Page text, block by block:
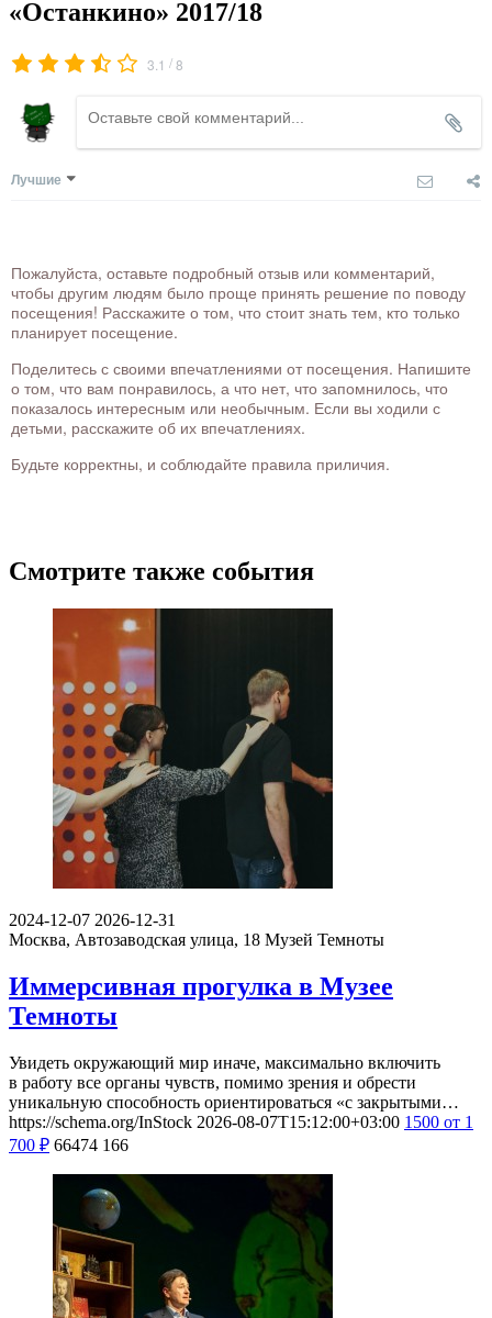
«Останкино» 2017/18
3.1 /8
Лучшие
Пожалуйста, оставьте подробный отзыв или комментарий,
чтобы другим людям было проще принять решение по поводу
посещения! Расскажите о том, что стоит знать тем, кто только
планирует посещение.
Поделитесь с своими впечатлениями от посещения. Напишите
о том, что вам понравилось, а что нет, что запомнилось, что
показалось интересным или необычным. Если вы ходили с
детьми, расскажите об их впечатлениях.
Будьте корректны, и соблюдайте правила приличия.
Смотрите также события
2024-12-07 2026-12-31
Москва, Автозаводская улица, 18 Музей Темноты
Иммерсивная прогулка в Музее
Темноты
Увидеть окружающий мир иначе, максимально включить
в работу все органы чувств, помимо зрения и обрести
уникальную способность ориентироваться «с закрытыми…
https://schema.org/InStock 2026-08-07T15:12:00+03:00 1500 от 1
700 ₽ 66474 166